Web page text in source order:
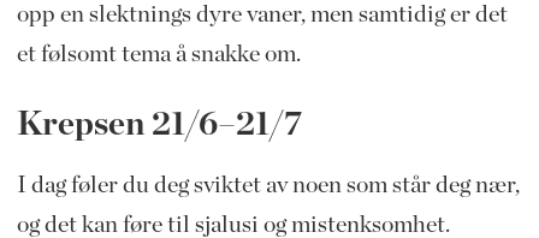
opp en slektnings dyre vaner, men samtidig er det
et følsomt tema å snakke om.
Krepsen 21/6–21/7
I dag føler du deg sviktet av noen som står deg nær,
og det kan føre til sjalusi og mistenksomhet.